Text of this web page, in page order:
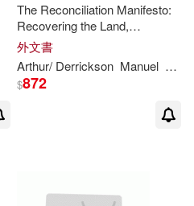
The Reconciliation Manifesto:
Recovering the Land,
Rebuilding the Economy
外文書
Arthur/ Derrickson Manuel
$872